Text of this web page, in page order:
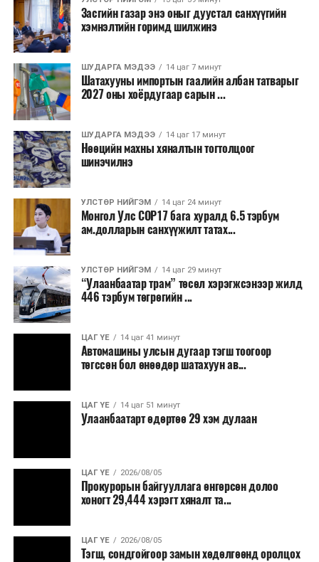
Засгийн газар энэ оныг дуустал санхүүгийн
хэмнэлтийн горимд шилжинэ
ШУДАРГА МЭДЭЭ 14 цаг 7 минут
Шатахууны импортын гаалийн албан татварыг
2027 оны хоёрдугаар сарын ...
ШУДАРГА МЭДЭЭ 14 цаг 17 минут
Нөөцийн махны хяналтын тогтолцоог
шинэчилнэ
УЛСТӨР НИЙГЭМ 14 цаг 24 минут
Монгол Улс COP17 бага хуралд 6.5 тэрбум
ам.долларын санхүүжилт татах...
УЛСТӨР НИЙГЭМ 14 цаг 29 минут
“Улаанбаатар трам” төсөл хэрэгжсэнээр жилд
446 тэрбум төгрөгийн ...
ЦАГ ҮЕ 14 цаг 41 минут
Автомашины улсын дугаар тэгш тоогоор
төгссөн бол өнөөдөр шатахуун ав...
ЦАГ ҮЕ 14 цаг 51 минут
Улаанбаатарт өдөртөө 29 хэм дулаан
ЦАГ ҮЕ 2026/08/05
Прокурорын байгууллага өнгөрсөн долоо
хоногт 29,444 хэрэгт хяналт та...
ЦАГ ҮЕ 2026/08/05
Тэгш, сондгойгоор замын хөдөлгөөнд оролцох